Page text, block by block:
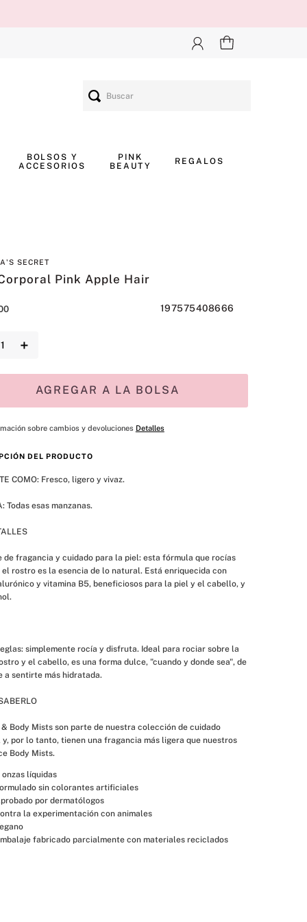
BOLSOS Y
ACCESORIOS
PINK
BEAUTY
REGALOS
SECRET
Pink Apple Hair
197575408666
＋
AGREGAR A LA BOLSA
sobre cambios y devoluciones Detalles
DEL PRODUCTO
COMO: Fresco, ligero y vivaz.
Todas esas manzanas.
de fragancia y cuidado para la piel: esta fórmula que rocías
rostro es la esencia de lo natural. Está enriquecida con
y vitamina B5, beneficiosos para la piel y el cabello, y
simplemente rocía y disfruta. Ideal para rociar sobre la
y el cabello, es una forma dulce, "cuando y donde sea", de
a sentirte más hidratada.
& Body Mists son parte de nuestra colección de cuidado
por lo tanto, tienen una fragancia más ligera que nuestros
Body Mists.
onzas líquidas
sin colorantes artificiales
por dermatólogos
la experimentación con animales
fabricado parcialmente con materiales reciclados